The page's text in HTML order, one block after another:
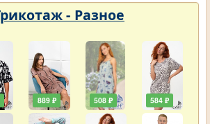
- Разное
889 ₽ 508 ₽ 584 ₽